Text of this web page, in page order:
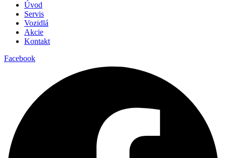
Úvod
Servis
Vozidlá
Akcie
Kontakt
Facebook